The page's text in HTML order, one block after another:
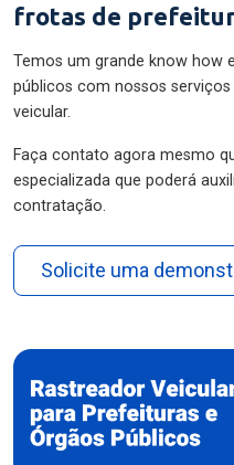
frotas de
Temos um grande know how
públicos com nossos
veicular.
Faça contato agora mesmo
especializada que poderá
contratação.
Solicite uma